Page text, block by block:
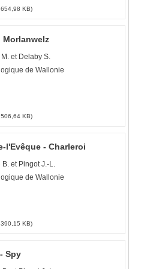
KB)
Morlanwelz
et Delaby S.
de Wallonie
KB)
l'Evêque - Charleroi
et Pingot J.-L.
de Wallonie
KB)
Spy